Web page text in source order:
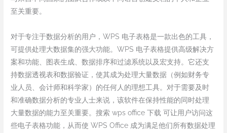
至关重要。
对于专注于数据分析的用户，WPS 电子表格是一款出色的工具，
可提供处理大数据集的强大功能。WPS 电子表格提供高级解决方
案和功能、图表生成、数据排序和过滤系统以及宏支持。它还支
持数据透视表和数据验证，使其成为处理大量数据（例如财务专
业人员、会计师和科学家）的任何人的理想工具。对于需要及时
和准确数据分析的专业人士来说，该软件在保持性能的同时处理
大量数据的能力至关重要。搜索 wps office 下载 可让用户访问这
些电子表格功能，从而使 WPS Office 成为满足他们所有数据处理